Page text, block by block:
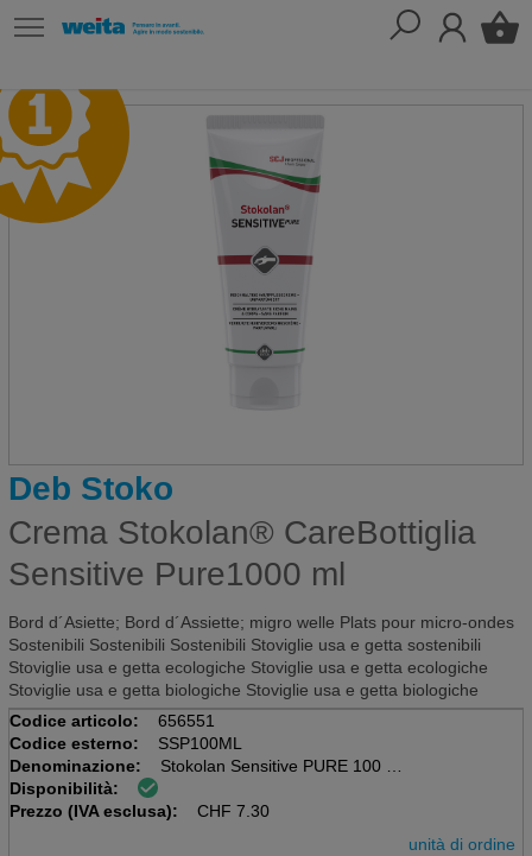
Deb Stoko
Crema Stokolan® CareBottiglia
Sensitive Pure1000 ml
Bord d´Asiette; Bord d´Assiette; migro welle Plats pour micro-ondes
Sostenibili Sostenibili Sostenibili Stoviglie usa e getta sostenibili
Stoviglie usa e getta ecologiche Stoviglie usa e getta ecologiche
Stoviglie usa e getta biologiche Stoviglie usa e getta biologiche
Codice articolo:
656551
Codice esterno:
SSP100ML
Denominazione:
Stokolan Sensitive PURE 100 ml
100ml, tubo, cura della pelle
Disponibilità:
Prezzo (IVA esclusa):
CHF 7.30
unità di ordine